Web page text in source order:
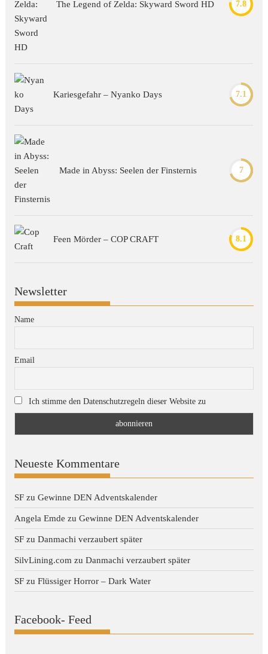
The Legend of Zelda: Skyward Sword HD 7.8
Kariesgefahr – Nyanko Days 7.1
Made in Abyss: Seelen der Finsternis 7
Feen Mörder – COP CRAFT 8.1
Newsletter
Name
Email
Ich stimme den Datenschutzregeln dieser Website zu
Neueste Kommentare
SF zuGewinne DEN Adventskalender
Angela Emde zuGewinne DEN Adventskalender
SF zuDanmachi verzaubert später
SilvLining.com zuDanmachi verzaubert später
SF zuFlüssiger Horror – Dark Water
Facebook- Feed